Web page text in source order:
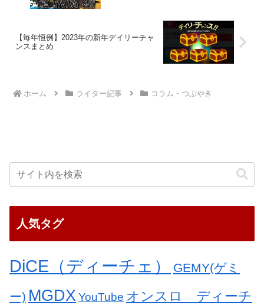
【毎年恒例】2023年の新年デイリーチャ
ンスまとめ
ホーム ライター記事 コラム・つぶやき
人気タグ
DiCE（ディーチェ） GEMY(ゲミ
ー) MGDX YouTube オンスロ ディーチ